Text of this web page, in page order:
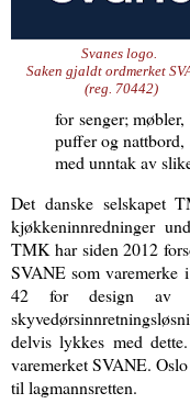
Svanes logo.
Saken gjaldt ordmerket
(reg. 70442)
for senger;
puffer og nattbord,
med unntak av
Det danske selskapet
kjøkkeninnredninger
TMK har siden 2012
SVANE som varemerke
42 for design av
delvis lykkes med
varemerket SVANE.
til lagmannsretten.